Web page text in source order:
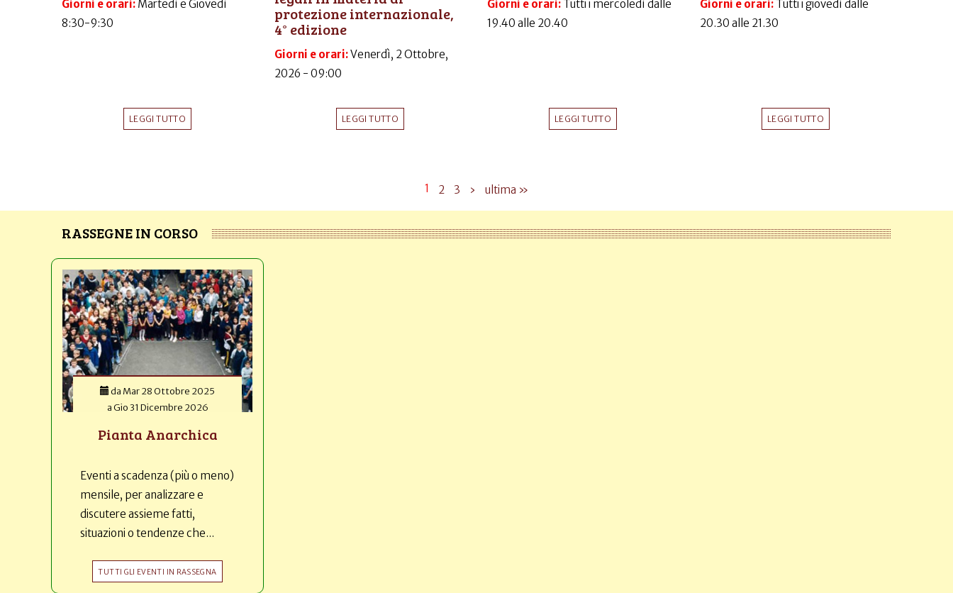
Giorni e orari: Martedì e Giovedì
8:30-9:30
LEGGI TUTTO
protezione internazionale,
4° edizione
Giorni e orari:Venerdì, 2 Ottobre,
2026 - 09:00
LEGGI TUTTO
Giorni e orari: Tutti i mercoledì dalle
19.40 alle 20.40
LEGGI TUTTO
Giorni e orari: Tutti i giovedì dalle
20.30 alle 21.30
LEGGI TUTTO
1 2 3 › ultima »
RASSEGNE IN CORSO
da Mar 28 Ottobre 2025
aGio 31 Dicembre 2026
Pianta Anarchica
Eventi a scadenza (più o meno)
mensile, per analizzare e
discutere assieme fatti,
situazioni o tendenze che...
TUTTI GLI EVENTI IN RASSEGNA